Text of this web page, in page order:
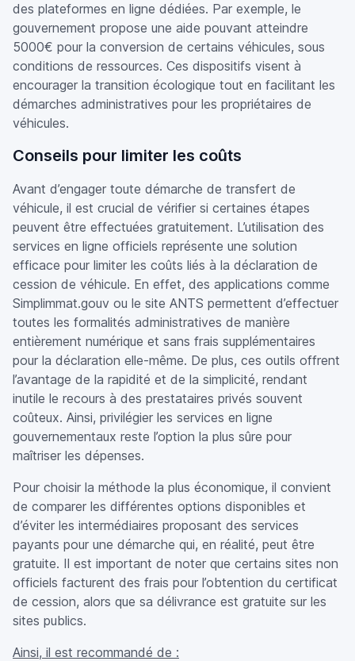
des plateformes en ligne dédiées. Par exemple, le
gouvernement propose une aide pouvant atteindre
5000€ pour la conversion de certains véhicules, sous
conditions de ressources. Ces dispositifs visent à
encourager la transition écologique tout en facilitant les
démarches administratives pour les propriétaires de
véhicules.
Conseils pour limiter les coûts
Avant d’engager toute démarche de transfert de
véhicule, il est crucial de vérifier si certaines étapes
peuvent être effectuées gratuitement. L’utilisation des
services en ligne officiels représente une solution
efficace pour limiter les coûts liés à la déclaration de
cession de véhicule. En effet, des applications comme
Simplimmat.gouv ou le site ANTS permettent d’effectuer
toutes les formalités administratives de manière
entièrement numérique et sans frais supplémentaires
pour la déclaration elle-même. De plus, ces outils offrent
l’avantage de la rapidité et de la simplicité, rendant
inutile le recours à des prestataires privés souvent
coûteux. Ainsi, privilégier les services en ligne
gouvernementaux reste l’option la plus sûre pour
maîtriser les dépenses.
Pour choisir la méthode la plus économique, il convient
de comparer les différentes options disponibles et
d’éviter les intermédiaires proposant des services
payants pour une démarche qui, en réalité, peut être
gratuite. Il est important de noter que certains sites non
officiels facturent des frais pour l’obtention du certificat
de cession, alors que sa délivrance est gratuite sur les
sites publics.
Ainsi, il est recommandé de :